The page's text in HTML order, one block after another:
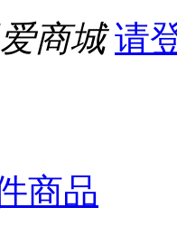
商城 请
商品